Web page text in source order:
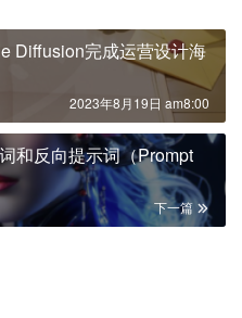
Diffusion完成运营设计海
2023年8月19日 am8:00
和反向提示词（Prompt
下一篇